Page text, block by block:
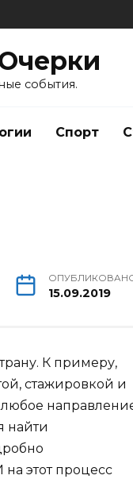
события.
Спорт
15.09.2019
К примеру,
стажировкой и
любое
найти
этот процесс